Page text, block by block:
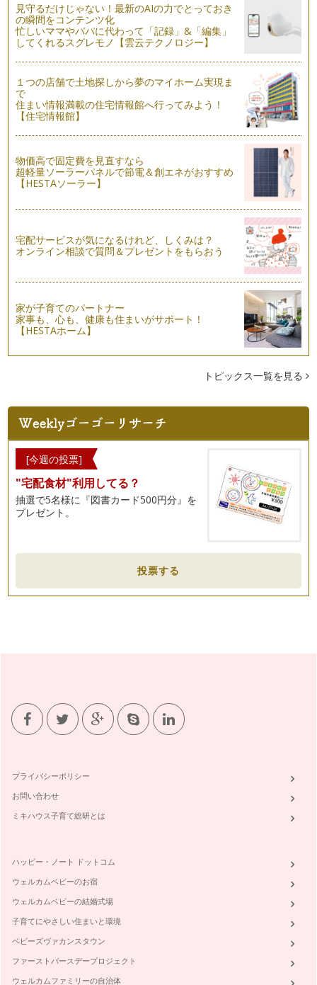
女性の身体とヨガ
女性は、必ず月に一度訪れる体の変化があります。 それも、
その１週間前には …
産後すぐに始まる赤ちゃんのお世話。 自分のことは、すべて
後回しになりがちですが、赤…
環境に合わせた心と体
出産して、ママになり育児をし、身体の変化に心の変化を感じ
見守るだけじゃない！最新のAIの力でとっておき
の瞬間をコンテンツ化
忙しいママやパパに代わって「記録」&「編集」
してくれるスグレモノ【雲云テクノロジー】
１つの店舗で土地探しから夢のマイホーム実現ま
で
住まい情報満載の住宅情報館へ行ってみよう！
【住宅情報館】
物価高で固定費を見直すなら
超軽量ソーラーパネルで節電＆創エネがおすすめ
【HESTAソーラー】
宅配サービスが気になるけれど、しくみは？
オンライン相談で質問＆プレゼントをもらおう
家が子育てのパートナー
家事も、心も、健康も住まいがサポート！
【HESTAホーム】
トピックス一覧を見る
[今週の投票]
"宅配食材"利用してる？
抽選で5名様に『図書カード500円分』を
プレゼント。
投票する
プライバシーポリシー
お問い合わせ
ミキハウス子育て総研とは
ハッピー・ノート ドットコム
ウェルカムベビーのお宿
ウェルカムベビーの結婚式場
子育てにやさしい住まいと環境
ベビーズヴァカンスタウン
ファーストバースデープロジェクト
ウェルカムファミリーの自治体